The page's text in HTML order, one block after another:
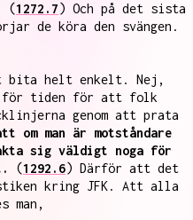
(1272.7) Och på det sista
de köra den svängen.
bita helt enkelt. Nej,
för tiden för att folk
genom att prata
om man är motståndare
sig väldigt noga för
(1292.6) Därför att det
kring JFK. Att alla
man,